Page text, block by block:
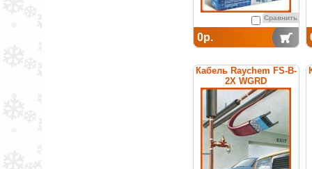
Сравнить
0р.
Кабель Raychem FS-B-
2X WGRD
саморегулирующийся
греющий